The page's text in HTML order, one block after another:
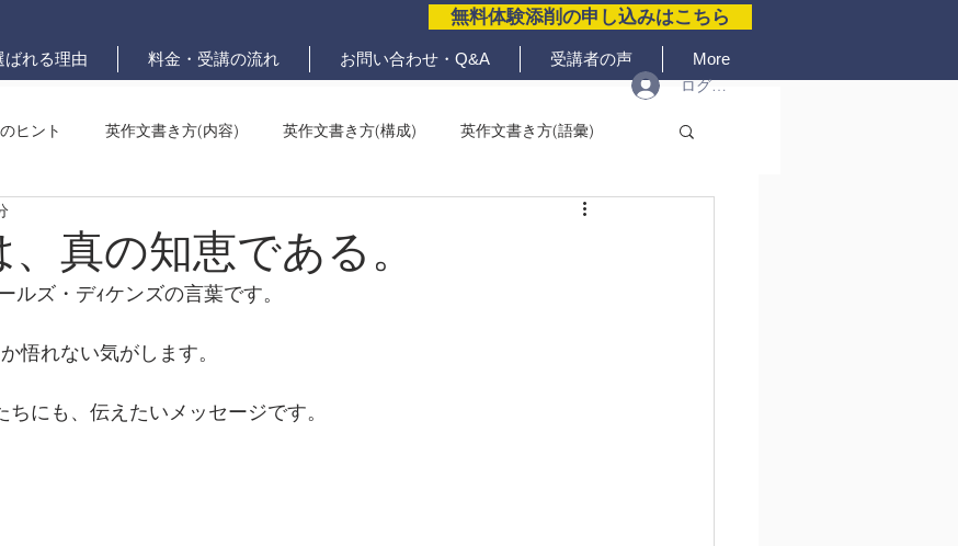
無料体験添削の申し込みはこちら
ばれる理由 料金・受講の流れ お問い合わせ・Q&A 受講者の声 More
ログイン
ヒント 英作文書き方(内容) 英作文書き方(構成) 英作文書き方(語彙)
問題
真の知恵である。
ルズ・デｨケンズの言葉です。
悟れない気がします。
にも、伝えたいメッセージです。